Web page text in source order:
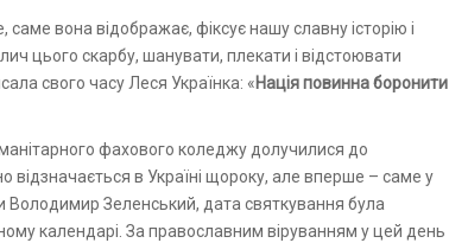
цього скарбу, шанувати, плекати і відстоювати
свого часу Леся Українка: «Нація повинна боронити
фахового коледжу долучилися до
відзначається в Україні щороку, але вперше – саме у
Володимир Зеленський, дата святкування була
календарі. За православним віруванням у цей день